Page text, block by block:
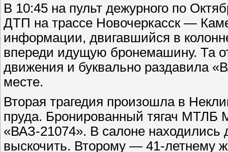
В 10:45 на пульт дежурного по
ДТП на трассе Новочеркасск —
информации, двигавшийся в
впереди идущую бронемашину. Та
движения и буквально раздавила
месте.
Вторая трагедия произошла в
пруда. Бронированный тягач МТЛБ
«ВАЗ-21074». В салоне
выскочить. Второму — 41-летнему